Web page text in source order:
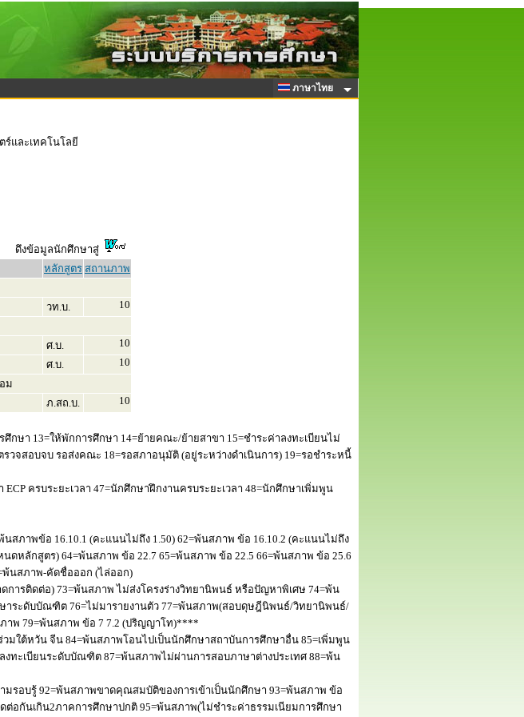
ภาษาไทย
ร์และเทคโนโลยี
ดึงข้อมูลนักศึกษาสู่
หลักสูตร สถานภาพ
วท.บ.
10
ศ.บ.
10
ศ.บ.
10
ม
ภ.สถ.บ.
10
ศึกษา 13=ให้พักการศึกษา 14=ย้ายคณะ/ย้ายสาขา 15=ชำระค่าลงทะเบียนไม่
วจสอบจบ รอส่งคณะ 18=รอสภาอนุมัติ (อยู่ระหว่างดำเนินการ) 19=รอชำระหนี้
ครบระยะเวลา 47=นักศึกษาฝึกงานครบระยะเวลา 48=นักศึกษาเพิ่มพูน
นสภาพข้อ 16.10.1 (คะแนนไม่ถึง 1.50) 62=พ้นสภาพ ข้อ 16.10.2 (คะแนนไม่ถึง
นดหลักสูตร) 64=พ้นสภาพ ข้อ 22.7 65=พ้นสภาพ ข้อ 22.5 66=พ้นสภาพ ข้อ 25.6
พ้นสภาพ-คัดชื่อออก (ไล่ออก)
การติดต่อ) 73=พ้นสภาพ ไม่ส่งโครงร่างวิทยานิพนธ์ หรือปัญหาพิเศษ 74=พ้น
าระดับบัณฑิต 76=ไม่มารายงานตัว 77=พ้นสภาพ(สอบดุษฎีนิพนธ์/วิทยานิพนธ์/
าพ 79=พ้นสภาพ ข้อ 7 7.2 (ปริญญาโท)****
วมใต้หวัน จีน 84=พ้นสภาพโอนไปเป็นนักศึกษาสถาบันการศึกษาอื่น 85=เพิ่มพูน
ทะเบียนระดับบัณฑิต 87=พ้นสภาพไม่ผ่านการสอบภาษาต่างประเทศ 88=พ้น
มรอบรู้ 92=พ้นสภาพขาดคุณสมบัติของการเข้าเป็นนักศึกษา 93=พ้นสภาพ ข้อ
ต่อกันเกิน2ภาคการศึกษาปกติ 95=พ้นสภาพ(ไม่ชำระค่าธรรมเนียมการศึกษา